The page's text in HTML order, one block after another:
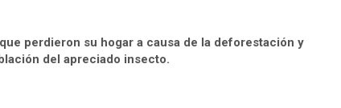
perdieron su hogar a causa de la deforestación y
del apreciado insecto.